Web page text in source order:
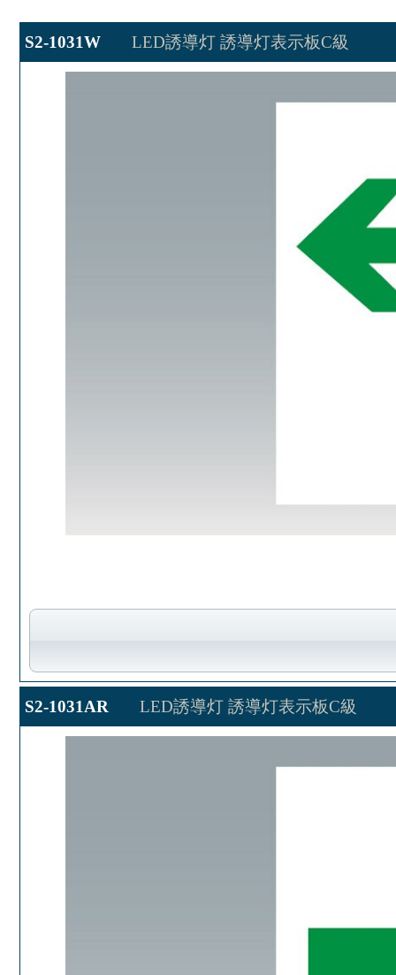
S2-1031W LED誘導灯 誘導灯表示板C級
S2-1031AR LED誘導灯 誘導灯表示板C級